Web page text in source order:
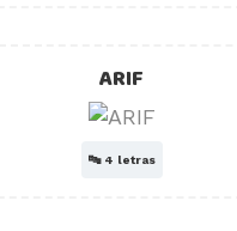
ARIF
🔤 4 letras